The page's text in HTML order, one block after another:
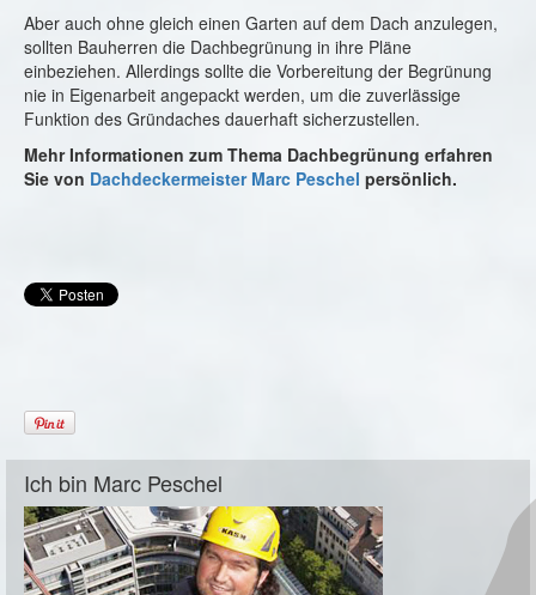
Aber auch ohne gleich einen Garten auf dem Dach anzulegen,
sollten Bauherren die Dachbegrünung in ihre Pläne
einbeziehen. Allerdings sollte die Vorbereitung der Begrünung
nie in Eigenarbeit angepackt werden, um die zuverlässige
Funktion des Gründaches dauerhaft sicherzustellen.
Mehr Informationen zum Thema Dachbegrünung erfahren
Sie von Dachdeckermeister Marc Peschel persönlich.
Ich bin Marc Peschel